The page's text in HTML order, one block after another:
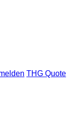
THG Quote